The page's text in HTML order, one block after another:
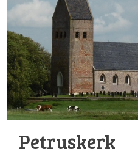
Petruskerk